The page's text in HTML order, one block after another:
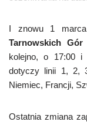
I znowu 1
Tarnowskich
kolejno, o 17:00 i
dotyczy linii 1, 2,
Niemiec, Francji,
Ostatnia zmiana